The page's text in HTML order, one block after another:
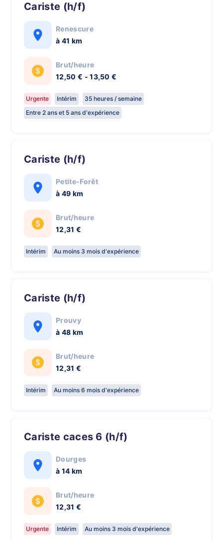
Cariste (h/f)
Renescure
à 41 km
Brut/heure
12,50 € - 13,50 €
Urgente Intérim
35 heures / semaine
Entre 2 ans et 5 ans d'expérience
Cariste (h/f)
Petite-Forêt
à 49 km
Brut/heure
12,31 €
Intérim Au moins 3 mois d'expérience
Cariste (h/f)
Prouvy
à 48 km
Brut/heure
12,31 €
Intérim Au moins 6 mois d'expérience
Cariste caces 6 (h/f)
Dourges
à 14 km
Brut/heure
12,31 €
Urgente Intérim Au moins 3 mois d'expérience